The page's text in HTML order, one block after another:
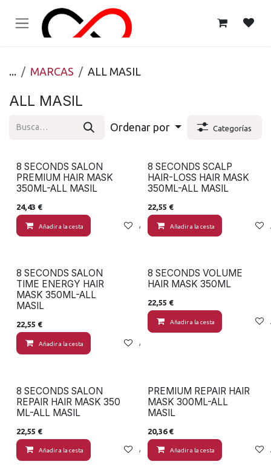
... MARCAS ALL MASIL
ALL MASIL
Ordenar por Categorías
8 SECONDS SALON
PREMIUM HAIR MASK
350ML-ALL MASIL
24,43 €
Añadir a la cesta Añadir a lista de deseos
8 SECONDS SCALP
HAIR-LOSS HAIR MASK
350ML-ALL MASIL
22,55 €
Añadir a la cesta
8 SECONDS SALON
TIME ENERGY HAIR
MASK 350ML-ALL
MASIL
22,55 €
Añadir a la cesta Añadir a lista de deseos
8 SECONDS VOLUME
HAIR MASK 350ML
22,55 €
Añadir a la cesta
8 SECONDS SALON
REPAIR HAIR MASK 350
ML-ALL MASIL
22,55 €
Añadir a la cesta Añadir a lista de deseos
PREMIUM REPAIR HAIR
MASK 300ML-ALL
MASIL
20,36€
Añadir a la cesta